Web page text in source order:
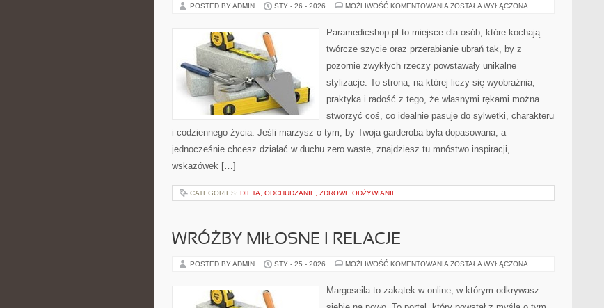
POSTED BY ADMIN STY - 26 - 2026 MOŻLIWOŚĆ KOMENTOWANIA SZYCIE
ZOSTAŁA WYŁĄCZONA
Paramedicshop.pl to miejsce dla osób, które kochają
twórcze szycie oraz przerabianie ubrań tak, by z
pozornie zwykłych rzeczy powstawały unikalne
stylizacje. To strona, na której liczy się wyobraźnia,
praktyka i radość z tego, że własnymi rękami można
stworzyć coś, co idealnie pasuje do sylwetki, charakteru
i codziennego życia. Jeśli marzysz o tym, by Twoja garderoba była dopasowana, a
jednocześnie chcesz działać w duchu zero waste, znajdziesz tu mnóstwo inspiracji,
wskazówek […]
CATEGORIES: DIETA, ODCHUDZANIE, ZDROWE ODŻYWIANIE
WRÓŻBY MIŁOSNE I RELACJE
POSTED BY ADMIN STY - 25 - 2026 MOŻLIWOŚĆ KOMENTOWANIA WRÓŻBY
RELACJE
ZOSTAŁA WYŁĄCZONA
Margoseila to zakątek w online, w którym odkrywasz